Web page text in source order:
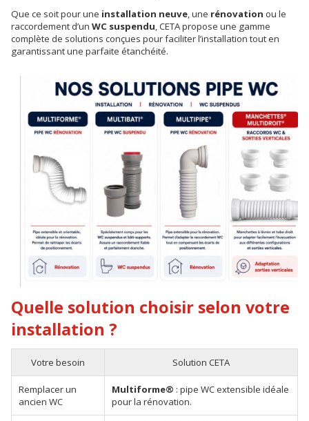
Que ce soit pour une installation neuve, une rénovation ou le
raccordement d’un WC suspendu, CETA propose une gamme
complète de solutions conçues pour faciliter l’installation tout en
garantissant une parfaite étanchéité.
Quelle solution choisir selon votre
installation ?
Votre besoin Solution CETA
Remplacer un
ancien WC
Multiforme® : pipe WC extensible idéale
pour la rénovation.